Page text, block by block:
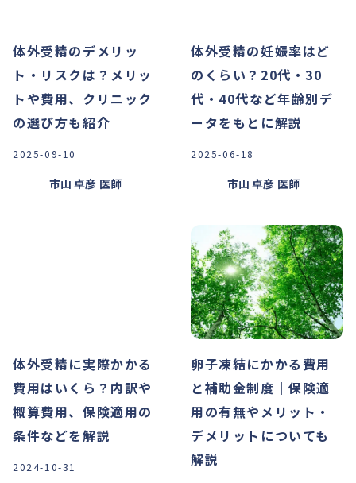
体外受精のデメリッ
ト・リスクは？メリッ
トや費用、クリニック
の選び方も紹介
2025-09-10
市山 卓彦 医師
体外受精の妊娠率はど
のくらい？20代・30
代・40代など年齢別デ
ータをもとに解説
2025-06-18
市山 卓彦 医師
体外受精に実際かかる
費用はいくら？内訳や
概算費用、保険適用の
条件などを解説
2024-10-31
卵子凍結にかかる費用
と補助金制度｜保険適
用の有無やメリット・
デメリットについても
解説